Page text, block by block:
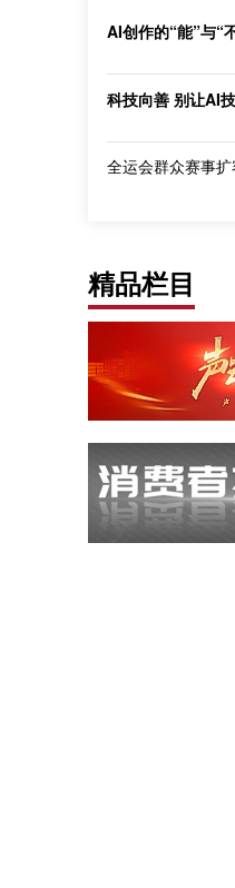
AI创作的“能”与“
科技向善 别让AI
全运会群众赛事
精品栏目